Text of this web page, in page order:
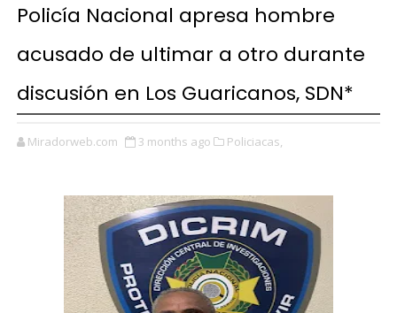
Policía Nacional apresa hombre
acusado de ultimar a otro durante
discusión en Los Guaricanos, SDN*
Miradorweb.com 3 months ago Policiacas,